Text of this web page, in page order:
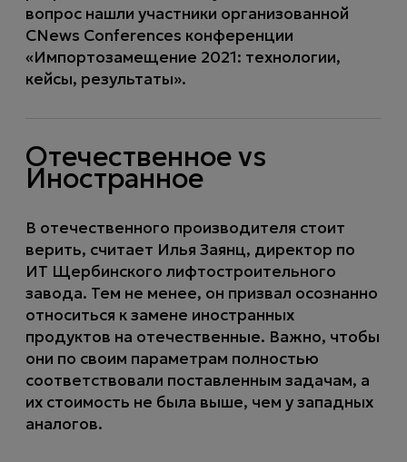
вопрос нашли участники организованной
CNews Conferences конференции
«Импортозамещение 2021: технологии,
кейсы, результаты».
Отечественное vs
Иностранное
В отечественного производителя стоит
верить, считает Илья Заянц, директор по
ИТ Щербинского лифтостроительного
завода. Тем не менее, он призвал осознанно
относиться к замене иностранных
продуктов на отечественные. Важно, чтобы
они по своим параметрам полностью
соответствовали поставленным задачам, а
их стоимость не была выше, чем у западных
аналогов.